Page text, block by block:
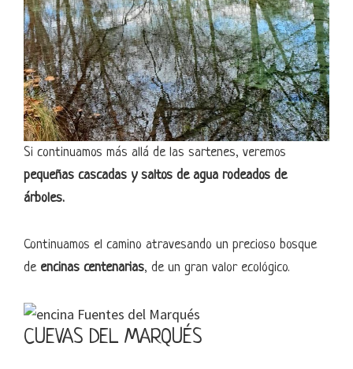
Si continuamos más allá de las sartenes, veremos
pequeñas cascadas y saltos de agua rodeados de
árboles.
Continuamos el camino atravesando un precioso bosque
de encinas centenarias, de un gran valor ecológico.
CUEVAS DEL MARQUÉS